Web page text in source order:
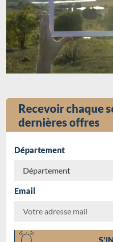
Recevoir chaque
dernières offres
Département
Email